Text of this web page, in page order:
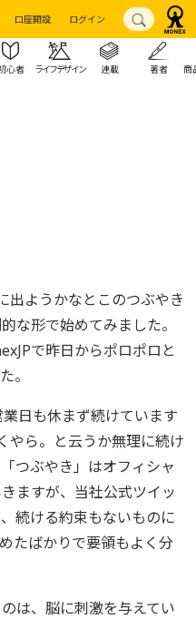
口座開設 ログイン
心者 ライフデザイン 連載 著者 商
ようかなとこのつぶやき
な形で始めてみました。
で昨日からポロポロと
。
日も休まず続けています
ら。と云うか無理に続け
つぶやき」はオフィシャ
ますが、当社公式ツイッ
続ける約束もないものに
たばかりで要領もよく分
は、脳に刺激を与えてい